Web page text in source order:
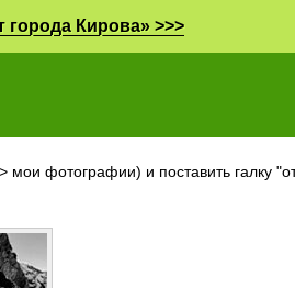
города Кирова» >>>
фотографии) и поставить галку